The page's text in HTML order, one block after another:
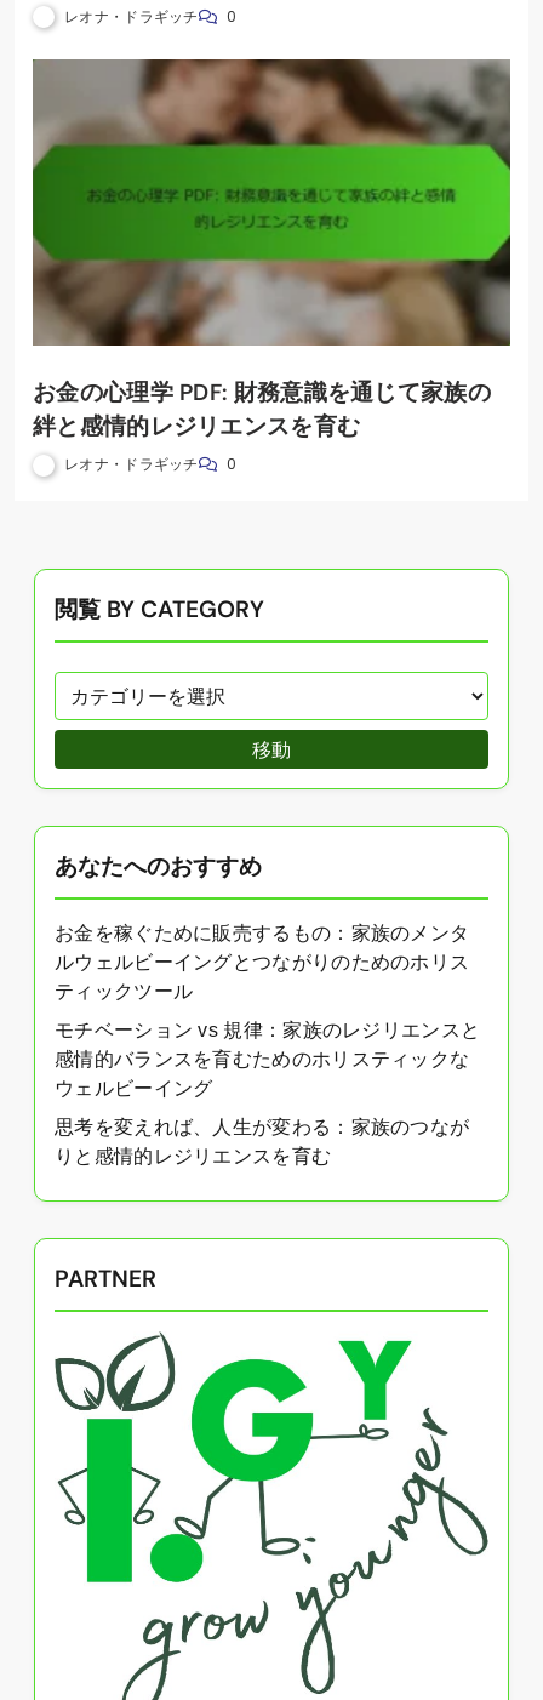
レオナ・ドラギッチ 0
お金の心理学 PDF: 財務意識を通じて家族の
絆と感情的レジリエンスを育む
レオナ・ドラギッチ 0
閲覧 BY CATEGORY
移動
あなたへのおすすめ
お金を稼ぐために販売するもの：家族のメンタ
ルウェルビーイングとつながりのためのホリス
ティックツール
モチベーション vs 規律：家族のレジリエンスと
感情的バランスを育むためのホリスティックな
ウェルビーイング
思考を変えれば、人生が変わる：家族のつなが
りと感情的レジリエンスを育む
PARTNER